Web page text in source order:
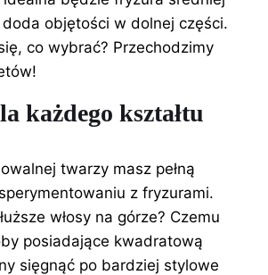
doda objętości w dolnej części.
co wybrać? Przechodzimy
każdego kształtu
twarzy masz pełną
z fryzurami.
włosy na górze? Czemu
posiadające kwadratową
sięgnąć po bardziej stylowe